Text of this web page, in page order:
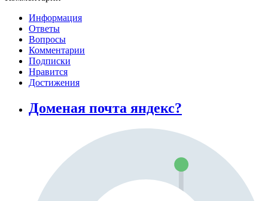
Информация
Ответы
Вопросы
Комментарии
Подписки
Нравится
Достижения
Доменая почта яндекс?